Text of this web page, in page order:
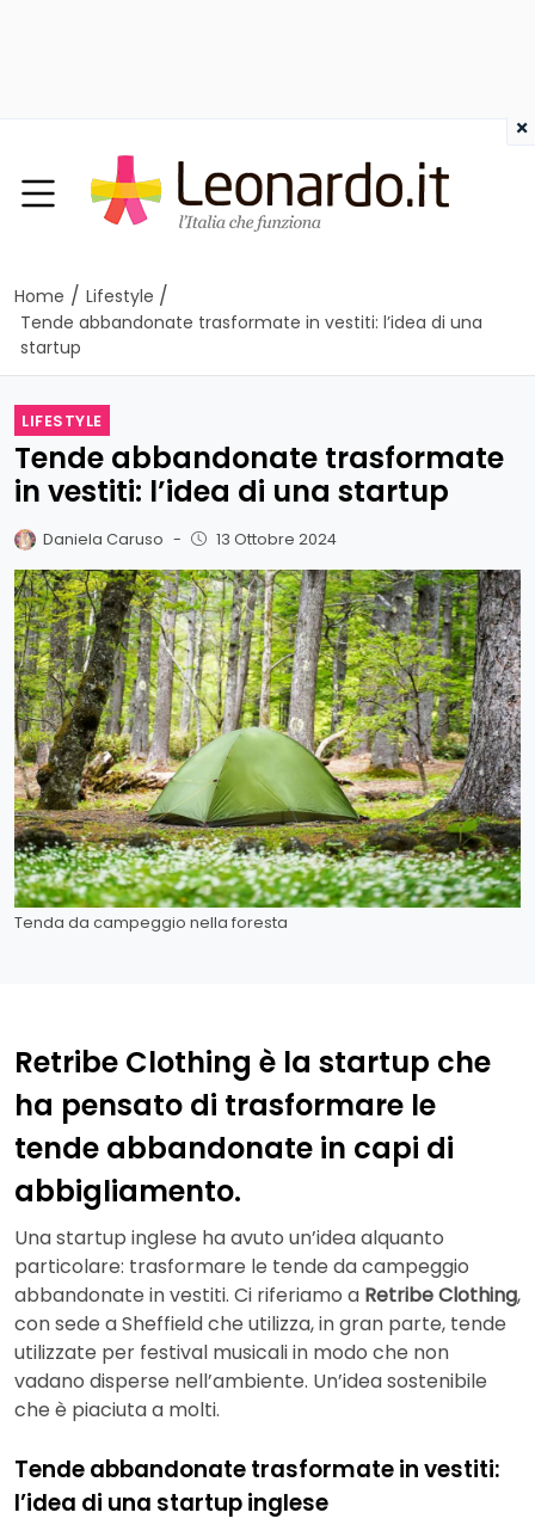
Home / Lifestyle /
Tende abbandonate trasformate in vestiti: l’idea di una
startup
LIFESTYLE
Tende abbandonate trasformate
in vestiti: l’idea di una startup
Daniela Caruso - 13 Ottobre 2024
Tenda da campeggio nella foresta
Retribe Clothing è la startup che
ha pensato di trasformare le
tende abbandonate in capi di
abbigliamento.
Una startup inglese ha avuto un’idea alquanto
particolare: trasformare le tende da campeggio
abbandonate in vestiti. Ci riferiamo a Retribe Clothing,
con sede a Sheffield che utilizza, in gran parte, tende
utilizzate per festival musicali in modo che non
vadano disperse nell’ambiente. Un’idea sostenibile
che è piaciuta a molti.
Tende abbandonate trasformate in vestiti:
l’idea di una startup inglese
×